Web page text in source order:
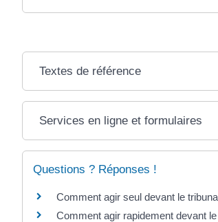
Textes de référence
Services en ligne et formulaires
Questions ? Réponses !
Comment agir seul devant le
Comment agir rapidement devant